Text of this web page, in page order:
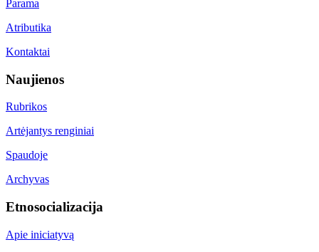
Parama
Atributika
Kontaktai
Naujienos
Rubrikos
Artėjantys renginiai
Spaudoje
Archyvas
Etnosocializacija
Apie iniciatyvą